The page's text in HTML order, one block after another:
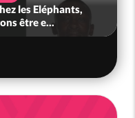
les Eléphants,
être e...